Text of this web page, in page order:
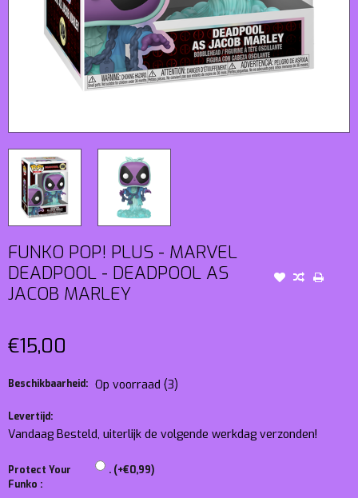
FUNKO POP! PLUS - MARVEL
DEADPOOL - DEADPOOL AS
JACOB MARLEY
€15,00
Beschikbaarheid: Op voorraad (3)
Levertijd:
Vandaag Besteld, uiterlijk de volgende werkdag verzonden!
Protect Your
Funko :
. (+€0,99)